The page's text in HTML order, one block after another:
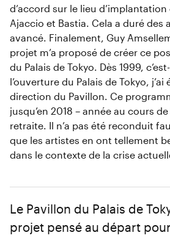
d’accord sur le lieu
Ajaccio et Bastia. Cela a duré des
avancé. Finalement, Guy
projet m’a proposé de créer ce
du Palais de Tokyo. Dès 1999,
l’ouverture du Palais de Tokyo,
direction du Pavillon. Ce
jusqu’en 2018 – année au cours
retraite. Il n’a pas été reconduit
que les artistes en ont tellement
dans le contexte de la crise
Le Pavillon du Palais de
projet pensé au départ